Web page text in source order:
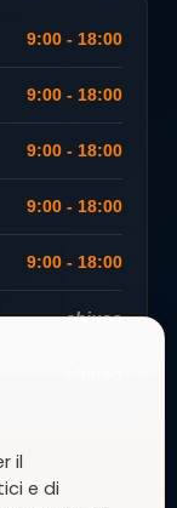
il
e di
9:00 - 18:00
9:00 - 18:00
9:00 - 18:00
9:00 - 18:00
9:00 - 18:00
chiuso